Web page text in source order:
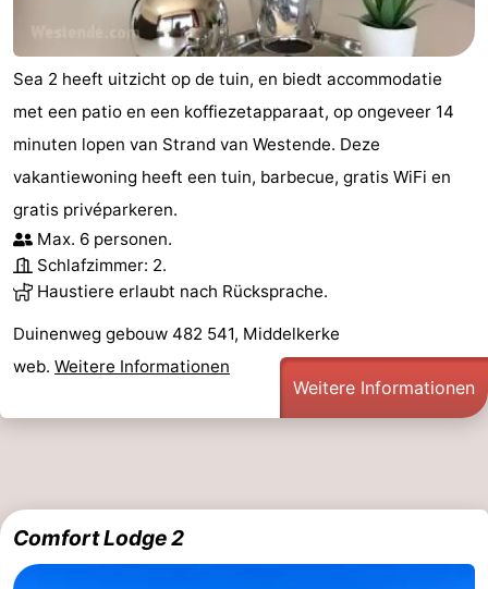
Sea 2 heeft uitzicht op de tuin, en biedt accommodatie
met een patio en een koffiezetapparaat, op ongeveer 14
minuten lopen van Strand van Westende. Deze
vakantiewoning heeft een tuin, barbecue, gratis WiFi en
gratis privéparkeren.
Max. 6 personen.
Schlafzimmer: 2.
Haustiere erlaubt nach Rücksprache.
Duinenweg gebouw 482 541, Middelkerke
web. Weitere Informationen
Weitere Informationen
Comfort Lodge 2